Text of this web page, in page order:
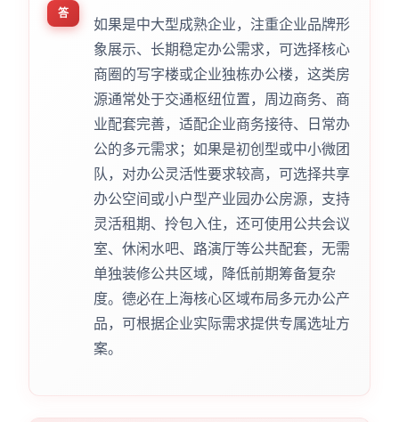
答
如果是中大型成熟企业，注重企业品牌形
象展示、长期稳定办公需求，可选择核心
商圈的写字楼或企业独栋办公楼，这类房
源通常处于交通枢纽位置，周边商务、商
业配套完善，适配企业商务接待、日常办
公的多元需求；如果是初创型或中小微团
队，对办公灵活性要求较高，可选择共享
办公空间或小户型产业园办公房源，支持
灵活租期、拎包入住，还可使用公共会议
室、休闲水吧、路演厅等公共配套，无需
单独装修公共区域，降低前期筹备复杂
度。德必在上海核心区域布局多元办公产
品，可根据企业实际需求提供专属选址方
案。